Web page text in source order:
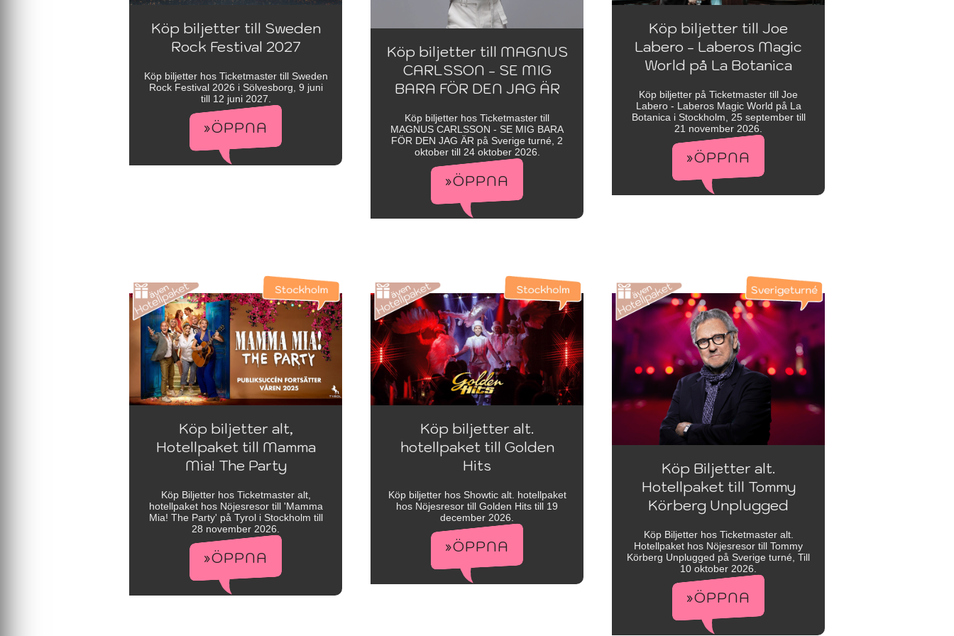
Köp biljetter till Sweden
Rock Festival 2027
Köp biljetter hos Ticketmaster till Sweden
Rock Festival 2026 i Sölvesborg, 9 juni
till 12 juni 2027.
»ÖPPNA
Köp biljetter till MAGNUS
CARLSSON - SE MIG
BARA FÖR DEN JAG ÄR
Köp biljetter hos Ticketmaster till
MAGNUS CARLSSON - SE MIG BARA
FÖR DEN JAG ÄR på Sverige turné, 2
oktober till 24 oktober 2026.
»ÖPPNA
Köp biljetter till Joe
Labero - Laberos Magic
World på La Botanica
Köp biljetter på Ticketmaster till Joe
Labero - Laberos Magic World på La
Botanica i Stockholm, 25 september till
21 november 2026.
»ÖPPNA
Köp biljetter alt,
Hotellpaket till Mamma
Mia! The Party
Köp Biljetter hos Ticketmaster alt,
hotellpaket hos Nöjesresor till 'Mamma
Mia! The Party' på Tyrol i Stockholm till
28 november 2026.
»ÖPPNA
Köp biljetter alt.
hotellpaket till Golden
Hits
Köp biljetter hos Showtic alt. hotellpaket
hos Nöjesresor till Golden Hits till 19
december 2026.
»ÖPPNA
Köp Biljetter alt.
Hotellpaket till Tommy
Körberg Unplugged
Köp Biljetter hos Ticketmaster alt.
Hotellpaket hos Nöjesresor till Tommy
Körberg Unplugged på Sverige turné, Till
10 oktober 2026.
»ÖPPNA